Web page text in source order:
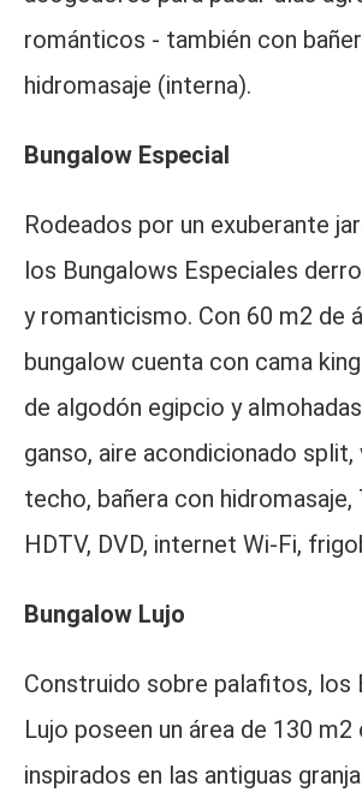
románticos - también con
hidromasaje (interna).
Bungalow Especial
Rodeados por un exuberante
los Bungalows Especiales
y romanticismo. Con 60 m2 de
bungalow cuenta con cama
de algodón egipcio y
ganso, aire acondicionado
techo, bañera con hidromasaje,
HDTV, DVD, internet Wi-Fi,
Bungalow Lujo
Construido sobre palafitos, los
Lujo poseen un área de 130 m2
inspirados en las antiguas